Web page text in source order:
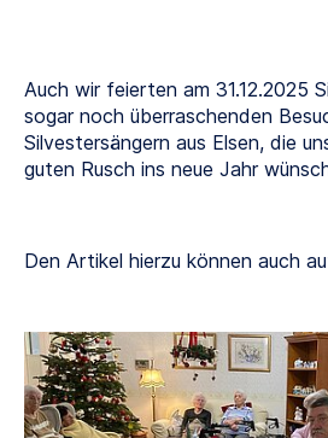
Auch wir feierten am 31.12.2025
sogar noch überraschenden
Silvestersängern aus Elsen, die
guten Rusch ins neue Jahr
Den Artikel hierzu können auch